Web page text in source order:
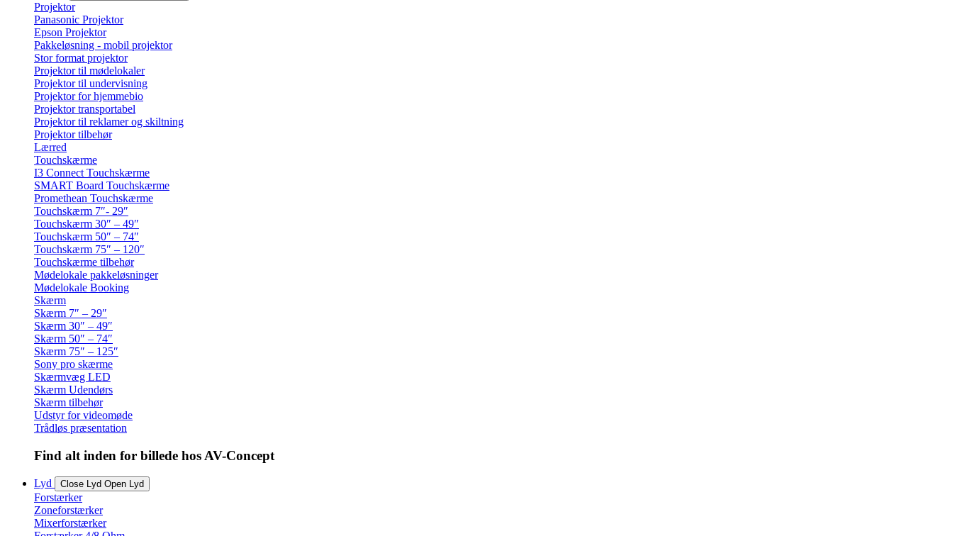
Projektor
Panasonic Projektor
Epson Projektor
Pakkeløsning - mobil projektor
Stor format projektor
Projektor til mødelokaler
Projektor til undervisning
Projektor for hjemmebio
Projektor transportabel
Projektor til reklamer og skiltning
Projektor tilbehør
Lærred
Touchskærme
I3 Connect Touchskærme
SMART Board Touchskærme
Promethean Touchskærme
Touchskærm 7″- 29″
Touchskærm 30″ – 49″
Touchskærm 50″ – 74″
Touchskærm 75″ – 120″
Touchskærme tilbehør
Mødelokale pakkeløsninger
Mødelokale Booking
Skærm
Skærm 7″ – 29″
Skærm 30″ – 49″
Skærm 50″ – 74″
Skærm 75″ – 125″
Sony pro skærme
Skærmvæg LED
Skærm Udendørs
Skærm tilbehør
Udstyr for videomøde
Trådløs præsentation
Find alt inden for billede hos AV-Concept
Lyd Close Lyd Open Lyd
Forstærker
Zoneforstærker
Mixerforstærker